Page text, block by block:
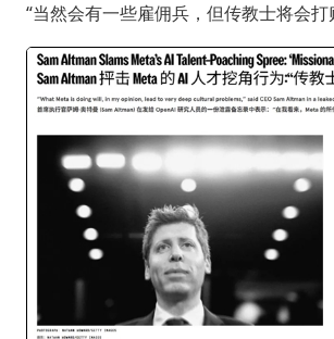
“当然会有一些雇佣兵，但传教士将会打